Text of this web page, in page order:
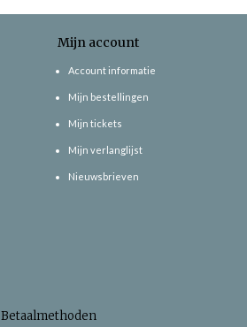
Mijn account
Account informatie
Mijn bestellingen
Mijn tickets
Mijn verlanglijst
Nieuwsbrieven
Betaalmethoden